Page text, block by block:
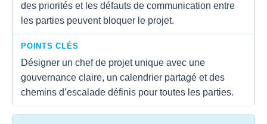
des priorités et les défauts de communication entre
les parties peuvent bloquer le projet.
POINTS CLÉS
Désigner un chef de projet unique avec une
gouvernance claire, un calendrier partagé et des
chemins d’escalade définis pour toutes les parties.